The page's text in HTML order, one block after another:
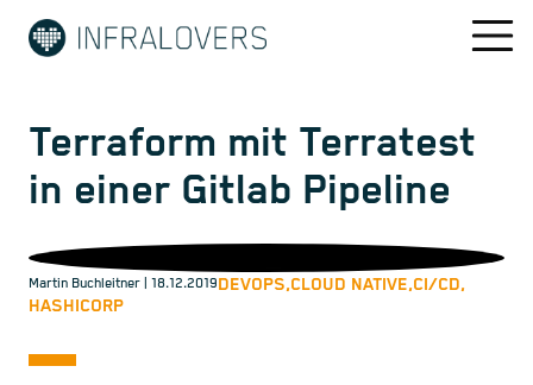
Terraform mit Terratest
in einer Gitlab Pipeline
Martin Buchleitner | 18.12.2019DEVOPS,CLOUD NATIVE,CI/CD,
HASHICORP